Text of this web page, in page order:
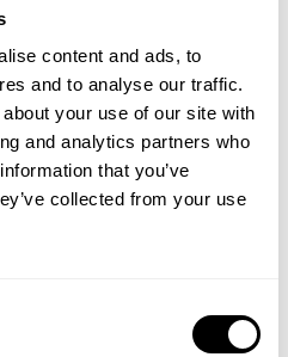
content and ads, to
and to analyse our traffic.
your use of our site with
and analytics partners who
that you’ve
collected from your use